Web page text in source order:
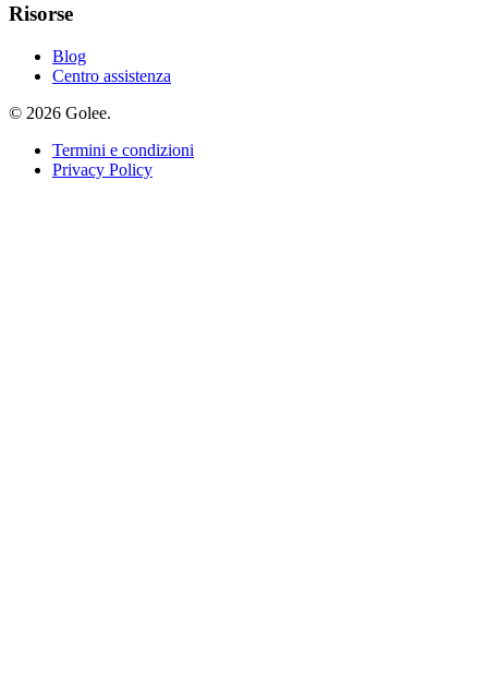
Risorse
Blog
Centro assistenza
© 2026 Golee.
Termini e condizioni
Privacy Policy